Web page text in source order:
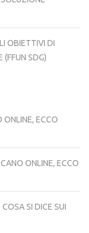
OBIETTIVI DI
(FFUN SDG)
ECCO
ONLINE, ECCO
SI DICE SUI